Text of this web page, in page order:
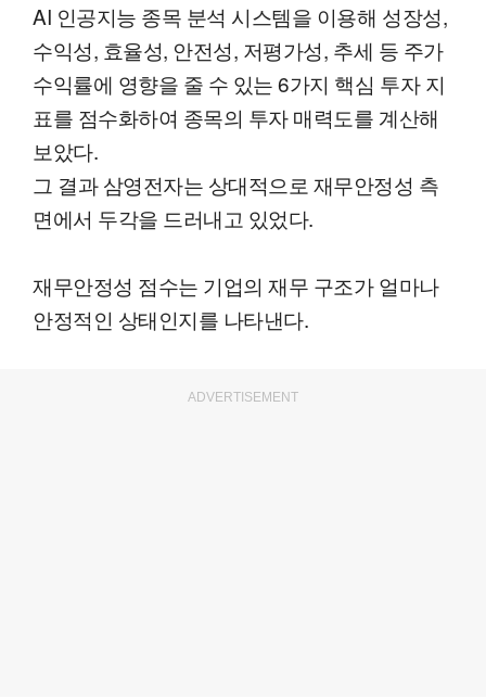
AI 인공지능 종목 분석 시스템을 이용해 성장성,
수익성, 효율성, 안전성, 저평가성, 추세 등 주가
수익률에 영향을 줄 수 있는 6가지 핵심 투자 지
표를 점수화하여 종목의 투자 매력도를 계산해
보았다.
그 결과 삼영전자는 상대적으로 재무안정성 측
면에서 두각을 드러내고 있었다.
재무안정성 점수는 기업의 재무 구조가 얼마나
안정적인 상태인지를 나타낸다.
ADVERTISEMENT